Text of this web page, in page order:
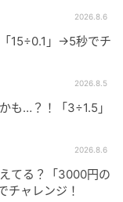
えが出せます。
算を簡単に
き「掛け合わせ
2026.8.6
15÷0.1」→5秒でチ
2026.8.5
も…？！「3÷1.5」
2026.8.6
てる？「3000円の
チャレンジ！